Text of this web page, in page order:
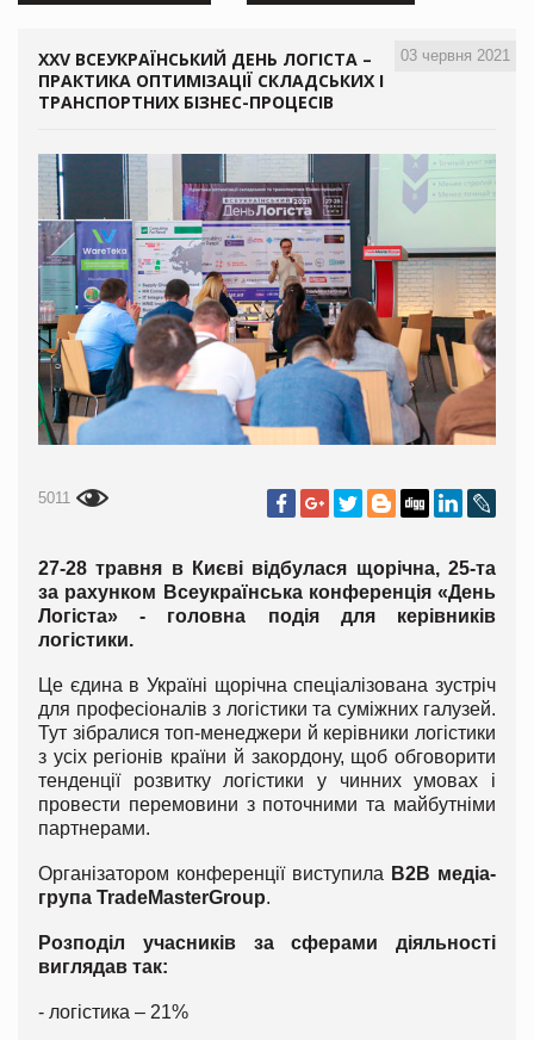
03 червня 2021
XXV ВСЕУКРАЇНСЬКИЙ ДЕНЬ ЛОГІСТА –
ПРАКТИКА ОПТИМІЗАЦІЇ СКЛАДСЬКИХ І
ТРАНСПОРТНИХ БІЗНЕС-ПРОЦЕСІВ
5011
27-28 травня в Києві відбулася щорічна, 25-та
за рахунком Всеукраїнська конференція «День
Логіста» - головна подія для керівників
логістики.
Це єдина в Україні щорічна спеціалізована зустріч
для професіоналів з логістики та суміжних галузей.
Тут зібралися топ-менеджери й керівники логістики
з усіх регіонів країни й закордону, щоб обговорити
тенденції розвитку логістики у чинних умовах і
провести перемовини з поточними та майбутніми
партнерами.
Організатором конференції виступила В2В медіа-
група TradeMasterGroup.
Розподіл учасників за сферами діяльності
виглядав так:
- логістика – 21%